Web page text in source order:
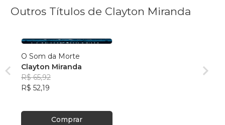
Outros Títulos de Clayton Miranda
O Som da Morte
Clayton Miranda
R$ 65,92
R$ 52,19
Comprar